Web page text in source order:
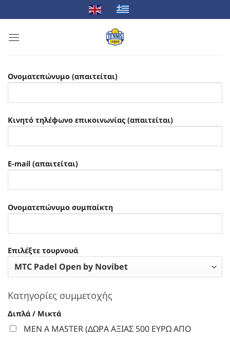
στο
περιεχόμενο
Ονοματεπώνυμο (απαιτείται)
Κινητό τηλέφωνο επικοινωνίας (απαιτείται)
E-mail (απαιτείται)
Ονοματεπώνυμο συμπαίκτη
Επιλέξτε τουρνουά
Κατηγορίες συμμετοχής
Διπλά / Μικτά
MEN A MASTER (ΔΩΡΑ ΑΞΙΑΣ 500 ΕΥΡΩ ΑΠΟ